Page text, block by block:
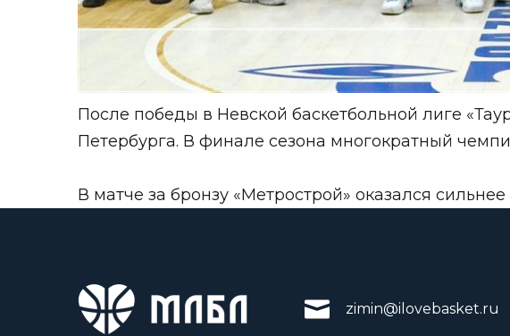
После победы в Невской баскетбольной лиге
Петербурга. В финале сезона многократный
В матче за бронзу «Метрострой» оказался сильнее
zimin@ilovebasket.ru